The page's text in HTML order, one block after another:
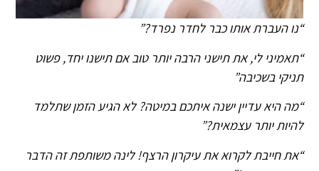
“נו העברת אותו כבר לחדר נפרד?”
“תאמיני לי, את תישני הרבה יותר טוב אם תישנו יחד, פשוט
תניקי בשכיבה”
“מה היא עדיין ישנה איתכם במיטה? לא הגיע הזמן שתלמד
להיות יותר עצמאית?”
“את חייבת לקרוא את עיקרון הרצף! לינה משותפת זה הדבר